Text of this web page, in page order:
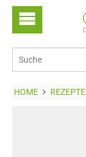
HOME REZEPTE